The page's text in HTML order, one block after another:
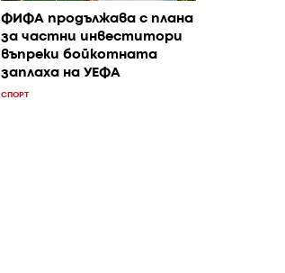
ФИФА продължава с плана
за частни инвеститори
въпреки бойкотната
заплаха на УЕФА
СПОРТ